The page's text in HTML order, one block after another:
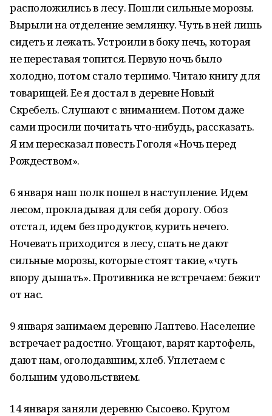
расположились в лесу. Пошли сильные морозы.
Вырыли на отделение землянку. Чуть в ней лишь
сидеть и лежать. Устроили в боку печь, которая
не переставая топится. Первую ночь было
холодно, потом стало терпимо. Читаю книгу для
товарищей. Ее я достал в деревне Новый
Скребель. Слушают с вниманием. Потом даже
сами просили почитать что-нибудь, рассказать.
Я им пересказал повесть Гоголя «Ночь перед
Рождеством».
6 января наш полк пошел в наступление. Идем
лесом, прокладывая для себя дорогу. Обоз
отстал, идем без продуктов, курить нечего.
Ночевать приходится в лесу, спать не дают
сильные морозы, которые стоят такие, «чуть
впору дышать». Противника не встречаем: бежит
от нас.
9 января занимаем деревню Лаптево. Население
встречает радостно. Угощают, варят картофель,
дают нам, оголодавшим, хлеб. Уплетаем с
большим удовольствием.
14 января заняли деревню Сысоево. Кругом